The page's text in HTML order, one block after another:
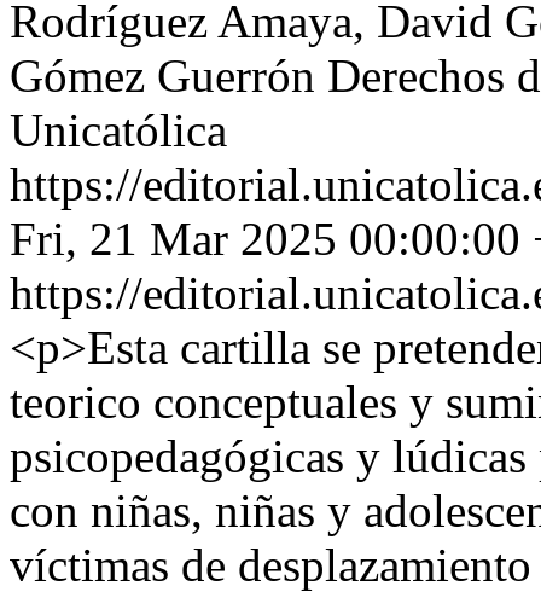
Rodríguez Amaya, David
Gómez Guerrón Derechos
Unicatólica
https://
Fri, 21 Mar 2025 00:00:00
https://
<p>Esta cartilla se
teorico conceptuales y
psicopedagógicas y
con niñas, niñas y
víctimas de